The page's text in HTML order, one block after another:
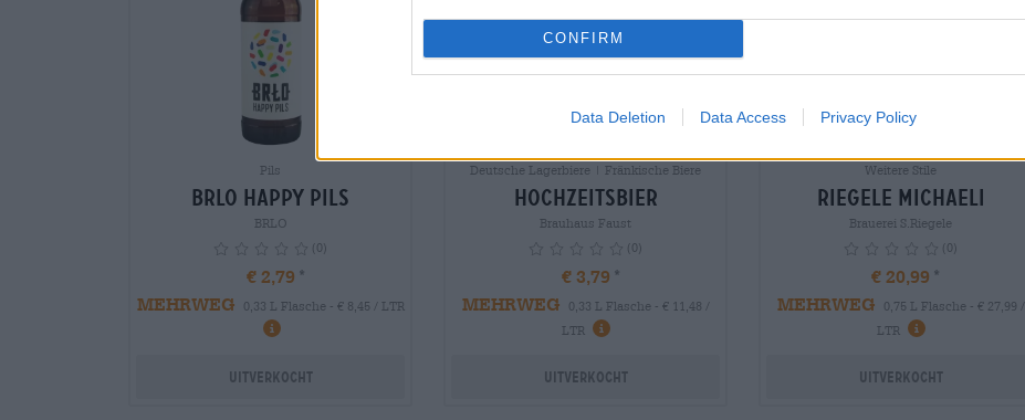
CONFIRM
Data Deletion Data Access Privacy Policy
Pils
BRLO Happy Pils
BRLO
(0)
€ 2,79
MEHRWEG
0,33 L Flasche - € 8,45 / LTR
info
Uitverkocht
Deutsche Lagerbiere | Fränkische Biere
Hochzeitsbier
Brauhaus Faust
(0)
€ 3,79
MEHRWEG
0,33 L Flasche - € 11,48 /
LTR
info
Uitverkocht
Weitere Stile
Riegele Michaeli
Brauerei S.Riegele
(0)
€ 20,99
MEHRWEG
0,75 L Flasche - € 27,99 /
LTR
info
Uitverkocht